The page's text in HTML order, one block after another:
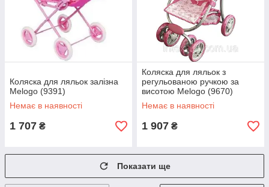
Коляска для ляльок залізна
Melogo (9391)
Немає в наявності
1 707 ₴
Коляска для ляльок з
регульованою ручкою за
висотою Melogo (9670)
Немає в наявності
1 907 ₴
Показати ще